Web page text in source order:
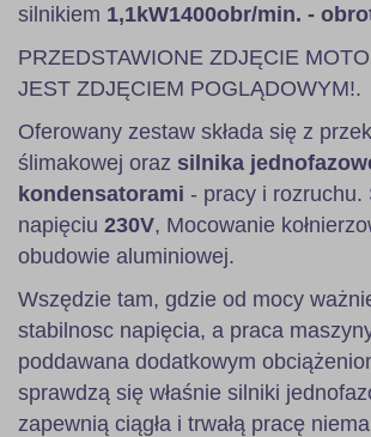
silnikiem 1,1kW1400obr/min. -
PRZEDSTAWIONE ZDJĘCIE
JEST ZDJĘCIEM POGLĄDOWYM!.
Oferowany zestaw składa się z
ślimakowej oraz silnika
kondensatorami - pracy i rozruchu.
napięciu 230V, Mocowanie
obudowie aluminiowej.
Wszędzie tam, gdzie od mocy
stabilnosc napięcia, a praca
poddawana dodatkowym
sprawdzą się właśnie silniki
zapewnią ciągła i trwałą pracę